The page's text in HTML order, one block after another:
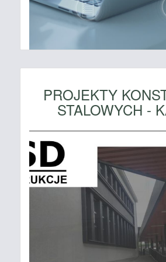
PROJEKTY
STALOWYCH -